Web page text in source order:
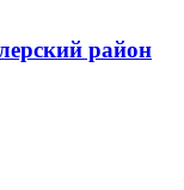
район